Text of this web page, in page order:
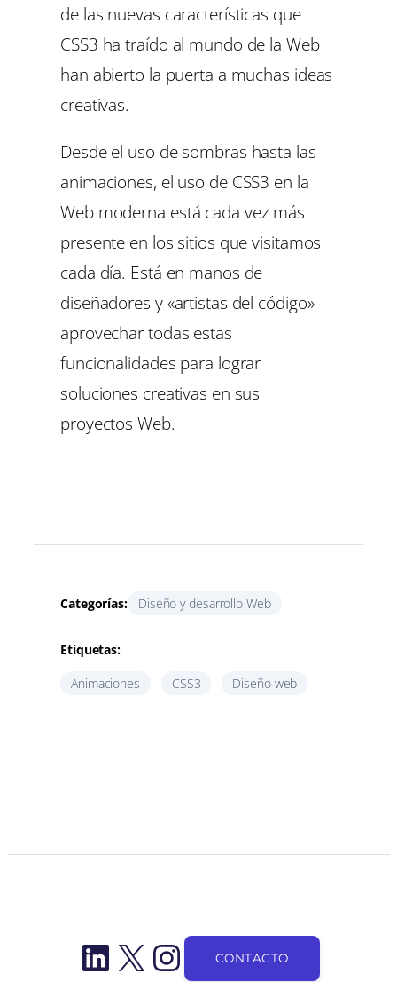
de las nuevas características que
CSS3 ha traído al mundo de la Web
han abierto la puerta a muchas ideas
creativas.
Desde el uso de sombras hasta las
animaciones, el uso de CSS3 en la
Web moderna está cada vez más
presente en los sitios que visitamos
cada día. Está en manos de
diseñadores y «artistas del código»
aprovechar todas estas
funcionalidades para lograr
soluciones creativas en sus
proyectos Web.
Categorías: Diseño y desarrollo Web
Etiquetas:
Animaciones CSS3 Diseño web
LinkedIn
X Instagram
CONTACTO